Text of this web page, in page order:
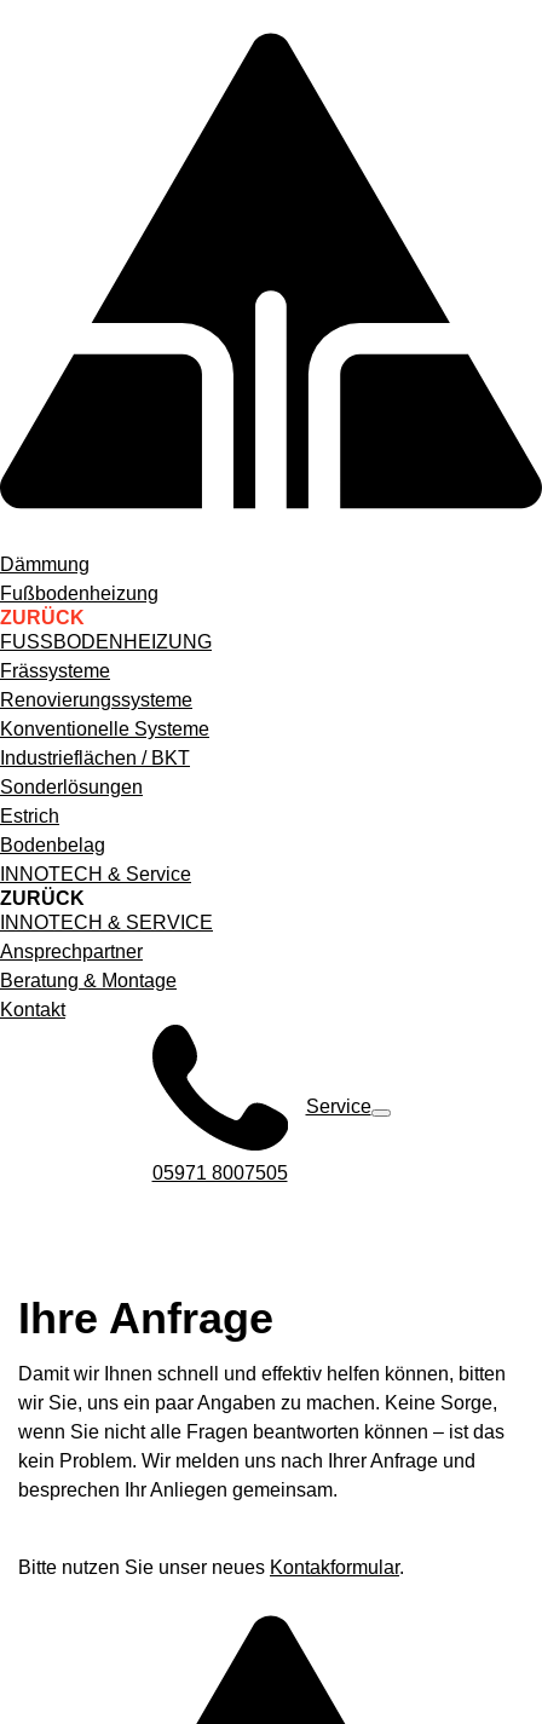
Hauptnavigation
Dämmung
Fußbodenheizung
ZURÜCK
FUSSBODENHEIZUNG
Frässysteme
Renovierungssysteme
Konventionelle Systeme
Industrieflächen / BKT
Sonderlösungen
Estrich
Bodenbelag
INNOTECH & Service
ZURÜCK
INNOTECH & SERVICE
Ansprechpartner
Beratung & Montage
Kontakt
05971 8007505
Service
Ihre Anfrage
Damit wir Ihnen schnell und effektiv helfen können, bitten
wir Sie, uns ein paar Angaben zu machen. Keine Sorge,
wenn Sie nicht alle Fragen beantworten können – ist das
kein Problem. Wir melden uns nach Ihrer Anfrage und
besprechen Ihr Anliegen gemeinsam.
Bitte nutzen Sie unser neues Kontakformular.